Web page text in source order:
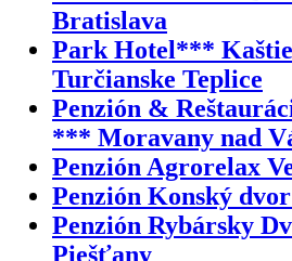
Bratislava
Park Hotel***
Turčianske Teplice
Penzión &
*** Moravany nad
Penzión Agrorelax
Penzión Konský
Penzión Rybársky
Piešťany